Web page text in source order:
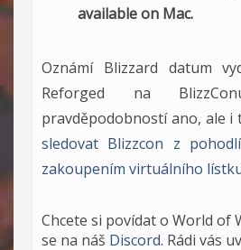
available on Mac.
Oznámí Blizzard datum
Reforged na
pravděpodobností ano, ale i
sledovat Blizzcon z
zakoupením virtuálního
Chcete si povídat o World of
se na náš Discord. Rádi vás